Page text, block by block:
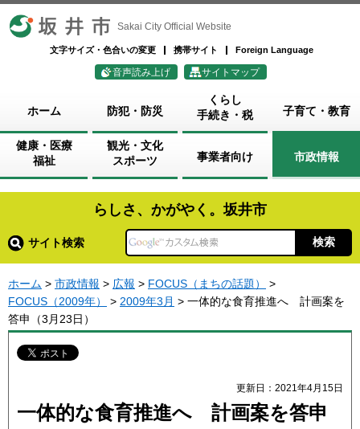
坂井市 Sakai City Official Website
文字サイズ・色合いの変更 携帯サイト Foreign Language
音声読み上げ サイトマップ
ホーム 防犯・防災
くらし
手続き・税
子育て・教育
健康・医療
福祉
観光・文化
スポーツ
事業者向け 市政情報
らしさ、かがやく。坂井市
サイト検索
ホーム > 市政情報 > 広報 > FOCUS（まちの話題）
>
FOCUS（2009年）
> 2009年3月 > 一体的な食育推進へ 計画案を
答申（3月23日）
更新日：2021年4月15日
一体的な食育推進へ 計画案を答申